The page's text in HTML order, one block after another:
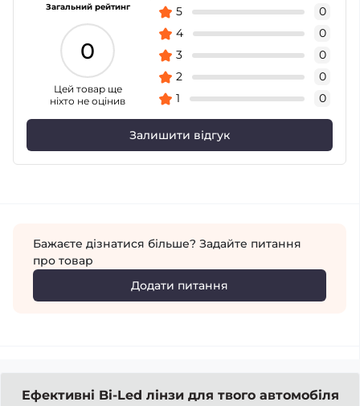
Загальний рейтинг
0
Цей товар ще
ніхто не оцінив
5
0
4
0
3
0
2
0
1
0
Залишити відгук
Бажаєте дізнатися більше? Задайте питання
про товар
Додати питання
Ефективні Bi-Led лінзи для твого автомобіля